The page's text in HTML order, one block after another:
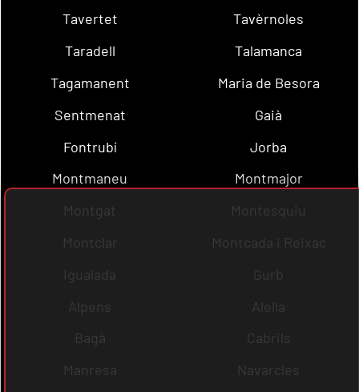
Tavertet
Tavèrnoles
Taradell
Talamanca
Tagamanent
Maria de Besora
Sentmenat
Gaià
Fontrubí
Jorba
Montmaneu
Montmajor
Montgat
Montesquiu
Montclar
Montcada i Reixac
Igualada
Gurb
Alpens
Alella
Bagà
Cabrils
Manresa
Navarcles